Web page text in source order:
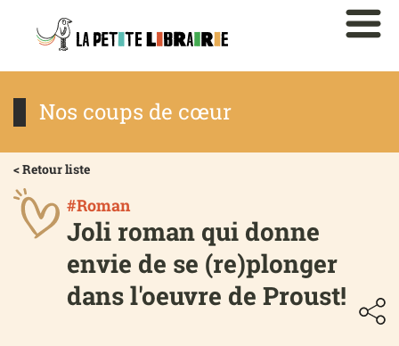
Nos coups de cœur
< Retour liste
#Roman
Joli roman qui donne
envie de se (re)plonger
dans l'oeuvre de Proust!